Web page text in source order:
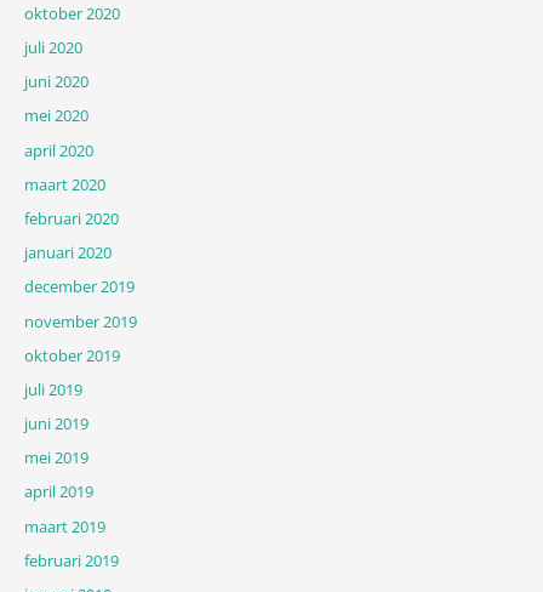
oktober 2020
juli 2020
juni 2020
mei 2020
april 2020
maart 2020
februari 2020
januari 2020
december 2019
november 2019
oktober 2019
juli 2019
juni 2019
mei 2019
april 2019
maart 2019
februari 2019